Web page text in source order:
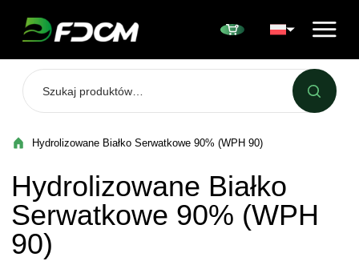
Hydrolizowane Białko Serwatkowe 90% (WPH 90)
Hydrolizowane Białko
Serwatkowe 90% (WPH
90)